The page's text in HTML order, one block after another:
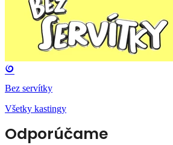
Bez servítky
Všetky kastingy
Odporúčame